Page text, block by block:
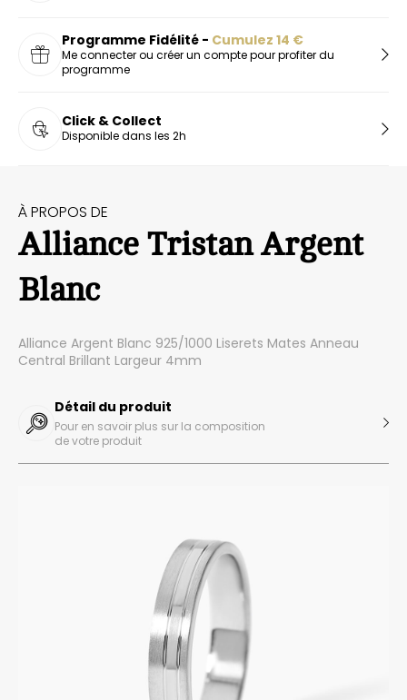
Programme Fidélité - Cumulez 14 €
Me connecter ou créer un compte pour profiter du
programme
Click & Collect
Disponible dans les 2h
À PROPOS DE
Alliance Tristan Argent
Blanc
Alliance Argent Blanc 925/1000 Liserets Mates Anneau
Central Brillant Largeur 4mm
Détail du produit
Pour en savoir plus sur la composition
de votre produit